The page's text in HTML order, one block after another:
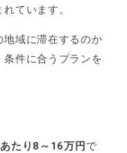
ています。
地域に滞在するのか
件に合うプランを
たり8～16万円 で